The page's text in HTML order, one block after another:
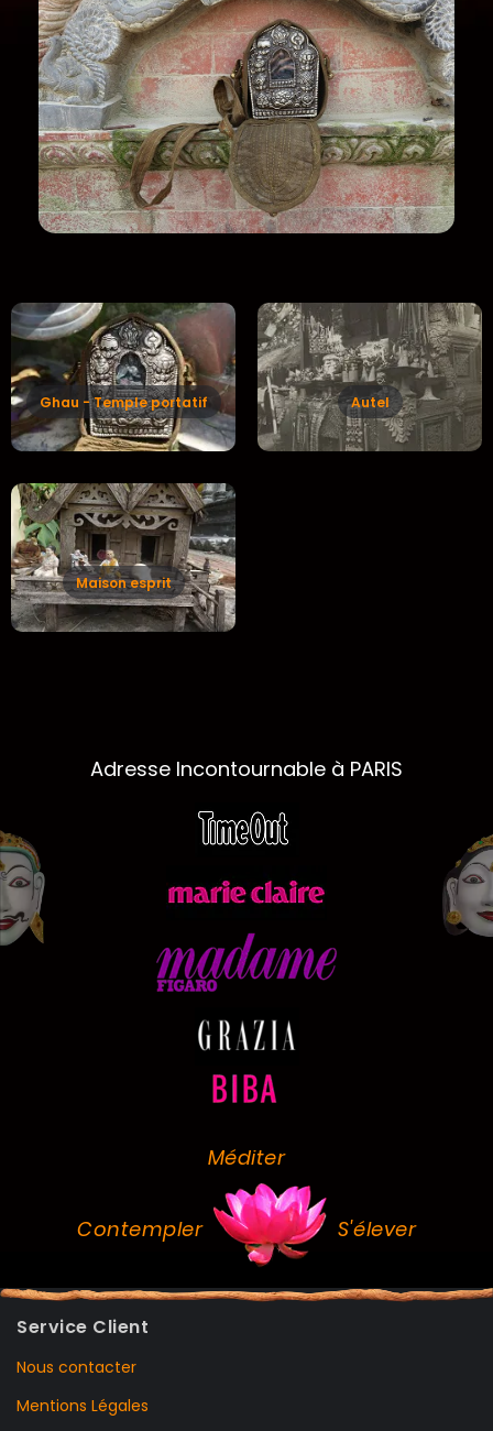
Ghau - Temple portatif Autel
Maison esprit
Adresse Incontournable à PARIS
Méditer
Contempler S'élever
Service Client
Nous contacter
Mentions Légales